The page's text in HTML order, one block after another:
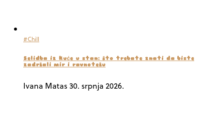
#Chill
Selidba iz kuće u stan: što trebate znati da biste
zadržali mir i ravnotežu
Ivana Matas30. srpnja 2026.